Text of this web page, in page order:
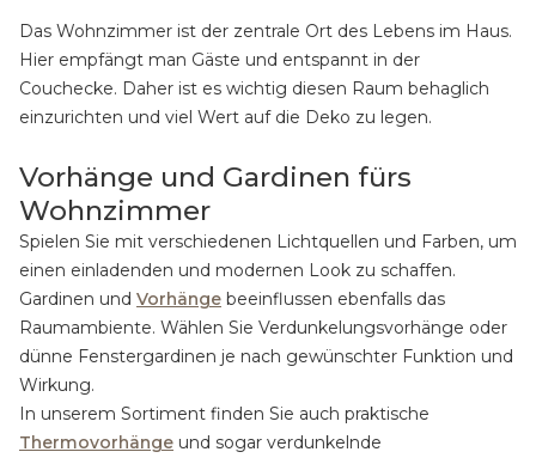
Das Wohnzimmer ist der zentrale Ort des Lebens im Haus.
Hier empfängt man Gäste und entspannt in der
Couchecke. Daher ist es wichtig diesen Raum behaglich
einzurichten und viel Wert auf die Deko zu legen.
Vorhänge und Gardinen fürs
Wohnzimmer
Spielen Sie mit verschiedenen Lichtquellen und Farben, um
einen einladenden und modernen Look zu schaffen.
Gardinen und Vorhänge beeinflussen ebenfalls das
Raumambiente. Wählen Sie Verdunkelungsvorhänge oder
dünne Fenstergardinen je nach gewünschter Funktion und
Wirkung.
In unserem Sortiment finden Sie auch praktische
Thermovorhänge und sogar verdunkelnde